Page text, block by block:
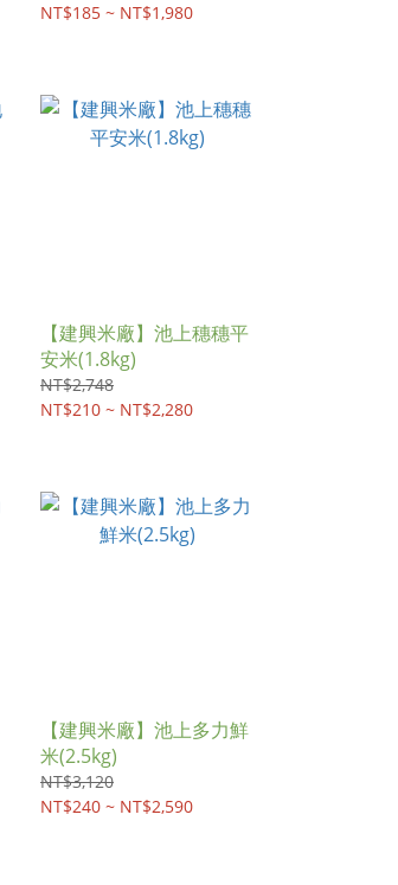
NT$185 ~ NT$1,980
【建興米廠】池上穗穗平
安米(1.8kg)
NT$2,748
NT$210 ~ NT$2,280
【建興米廠】池上多力鮮
米(2.5kg)
NT$3,120
NT$240 ~ NT$2,590